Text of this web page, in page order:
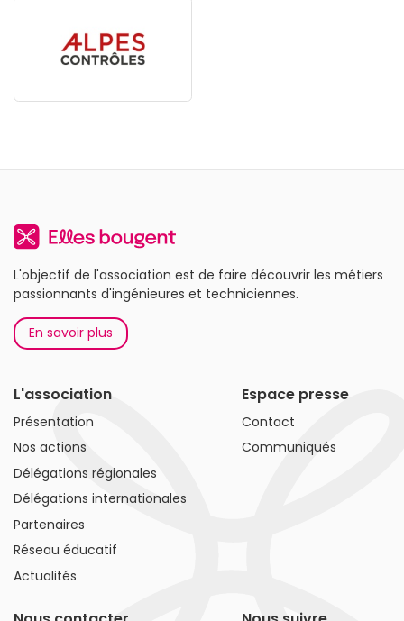
L'objectif de l'association est de faire découvrir les métiers
passionnants d'ingénieures et techniciennes.
En savoir plus
L'association
Présentation
Nos actions
Délégations régionales
Délégations internationales
Partenaires
Réseau éducatif
Actualités
Espace presse
Contact
Communiqués